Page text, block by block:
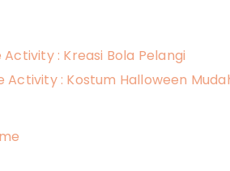
: Kreasi Bola Pelangi
Activity : Kostum Halloween